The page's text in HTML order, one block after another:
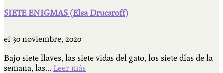
SIETE ENIGMAS (Elsa Drucaroff)
el 30 noviembre, 2020
Bajo siete llaves, las siete vidas del gato, los siete días de la
semana, las... Leer más